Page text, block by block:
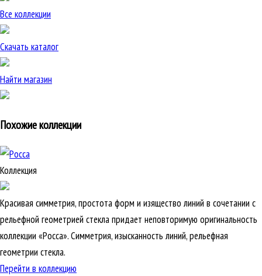
Все коллекции
Скачать каталог
Найти магазин
Похожие коллекции
Коллекция
Красивая симметрия, простота форм и изящество линий в сочетании с
рельефной геометрией стекла придает неповторимую оригинальность
коллекции «Росса». Симметрия, изысканность линий, рельефная
геометрии стекла.
Перейти в коллекцию